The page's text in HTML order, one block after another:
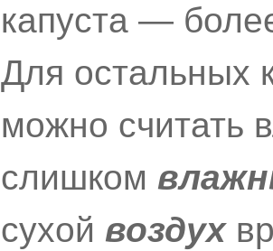
капуста —
Для остальных
можно считать
слишком
сухой воздух